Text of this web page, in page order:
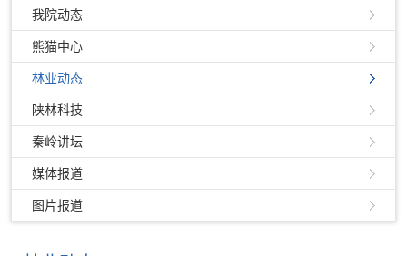
我院动态
熊猫中心
林业动态
陕林科技
秦岭讲坛
媒体报道
图片报道